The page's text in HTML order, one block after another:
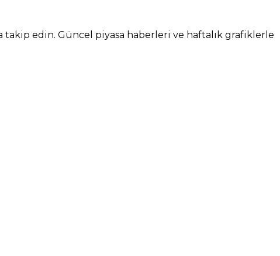
takip edin. Güncel piyasa haberleri ve haftalık grafiklerle